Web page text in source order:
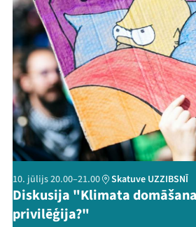
ThreadsFacebookYoutube
X
10. jūlijs 20.00–21.00 Skatuve UZZIBSNĪ
Diskusija "Klimata
privilēģija?"